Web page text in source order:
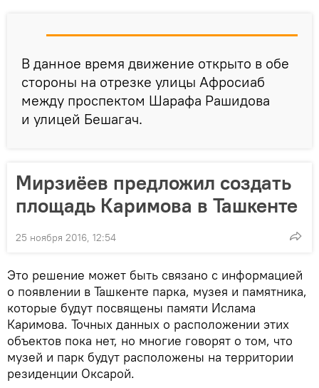
В данное время движение открыто в обе
стороны на отрезке улицы Афросиаб
между проспектом Шарафа Рашидова
и улицей Бешагач.
Мирзиёев предложил создать
площадь Каримова в Ташкенте
25 ноября 2016, 12:54
Это решение может быть связано с информацией
о появлении в Ташкенте парка, музея и памятника,
которые будут посвящены памяти Ислама
Каримова. Точных данных о расположении этих
объектов пока нет, но многие говорят о том, что
музей и парк будут расположены на территории
резиденции Оксарой.